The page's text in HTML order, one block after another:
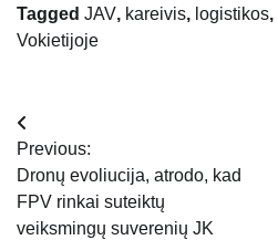
Tagged JAV, kareivis, logistikos,
Vokietijoje
Navigacija
tarp
įrašų
Previous:
Dronų evoliucija, atrodo, kad
FPV rinkai suteiktų
veiksmingų suverenių JK